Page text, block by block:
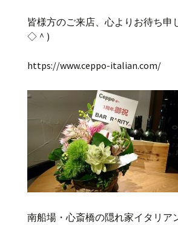
皆様方のご来店、心よりお待ち申
◇＾)
https://www.ceppo-italian.com/
南船場・心斎橋の隠れ家イタリア